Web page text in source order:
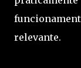
relevante.